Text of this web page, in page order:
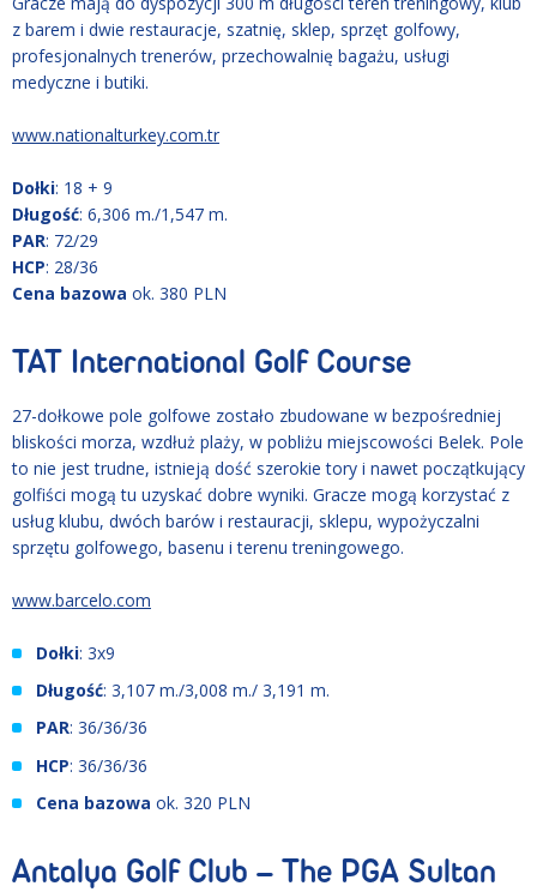
z barem i dwie restauracje, szatnię, sklep, sprzęt golfowy,
profesjonalnych trenerów, przechowalnię bagażu, usługi
medyczne i butiki.
www.nationalturkey.com.tr
Dołki: 18 + 9
Długość: 6,306 m./1,547 m.
PAR: 72/29
HCP: 28/36
Cena bazowa ok. 380 PLN
TAT International Golf Course
27-dołkowe pole golfowe zostało zbudowane w bezpośredniej
bliskości morza, wzdłuż plaży, w pobliżu miejscowości Belek. Pole
to nie jest trudne, istnieją dość szerokie tory i nawet początkujący
golfiści mogą tu uzyskać dobre wyniki. Gracze mogą korzystać z
usług klubu, dwóch barów i restauracji, sklepu, wypożyczalni
sprzętu golfowego, basenu i terenu treningowego.
www.barcelo.com
Dołki: 3x9
Długość: 3,107 m./3,008 m./ 3,191 m.
PAR: 36/36/36
HCP: 36/36/36
Cena bazowa ok. 320 PLN
Antalya Golf Club – The PGA Sultan